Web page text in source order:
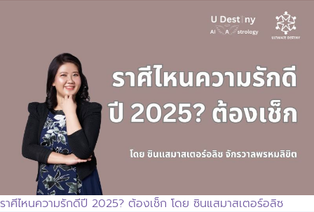
ราศีไหนความรักดีปี 2025? ต้องเช็ก โดย ซินแสมาสเตอร์อลิซ